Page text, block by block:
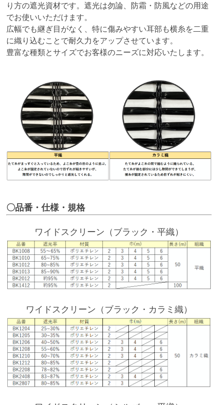
り方の遮光資材です。遮光は勿論、防霜・防風などの用途
でお使いいただけます。
広幅でも継ぎ目がなく、特に傷みやすい耳部も横糸を二重
に織り込むことで耐久力をアップさせています。
豊富な種類とサイズでお客様のニーズに対応いたします。
〇品番・仕様・規格
ワイドスクリーン（ブラック・平織）
ワイドスクリーン（ブラック・カラミ織）